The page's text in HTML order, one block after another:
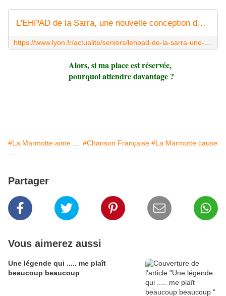
L'EHPAD de la Sarra, une nouvelle conception du soin.
Alors, si ma place est réservée,
pourquoi attendre davantage ?
#La Marmotte aime .... #Chanson Française #La Marmotte cause
Partager
Vous aimerez aussi
Une légende qui ..... me plaît
beaucoup beaucoup